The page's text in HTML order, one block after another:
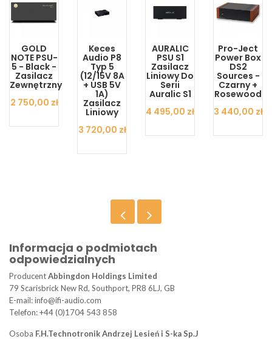
GOLD
NOTE PSU-
5 - Black -
Zasilacz
Zewnętrzny
Cena
2 750,00 zł
Keces
Audio P8
Typ 5
(12/15V 8A
+ USB 5V
1A)
Zasilacz
Liniowy
Cena
3 720,00 zł
AURALIC
PSU S1
Zasilacz
Liniowy Do
Serii
Auralic S1
Cena
4 495,00 zł
Pro-Ject
Power Box
DS2
Sources -
Czarny +
Rosewood
Cena
3 440,00 zł
Informacja o podmiotach
odpowiedzialnych
ProducentAbbingdon Holdings Limited
79 Scarisbrick New Rd, Southport, PR8 6LJ, GB
E-mail: info@ifi-audio.com
Telefon: +44 (0)1704 543 858
Osoba F.H.Technotronik Andrzej Lesień i S-ka Sp.J